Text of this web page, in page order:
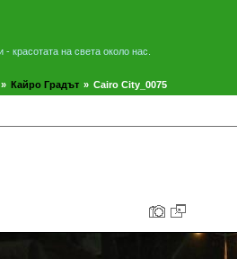
красотата на света около нас.
» Кайро Градът » Cairo City_0075